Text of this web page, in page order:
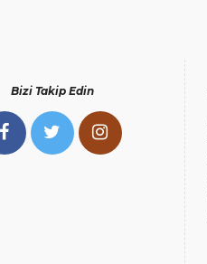
Bizi Takip Edin